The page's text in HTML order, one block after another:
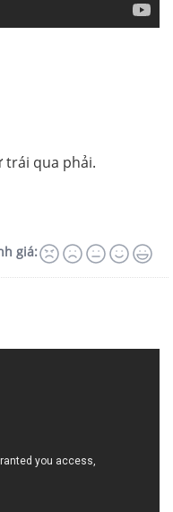
trái qua phải.
giá: